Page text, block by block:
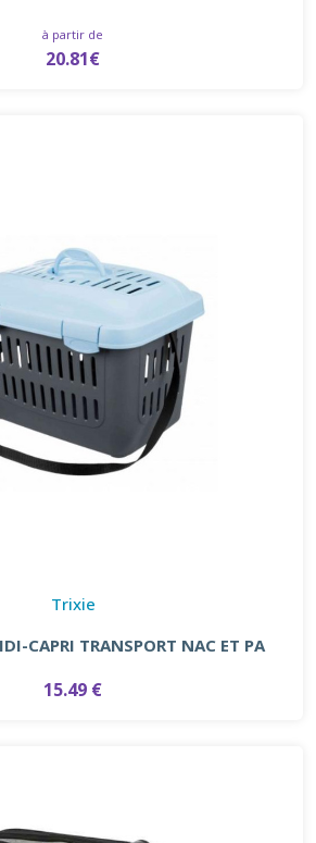
à partir de
20.81€
Trixie
CAPRI TRANSPORT NAC ET PA
15.49 €